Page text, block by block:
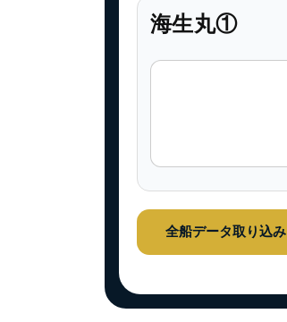
海生丸①
全船データ取り込み